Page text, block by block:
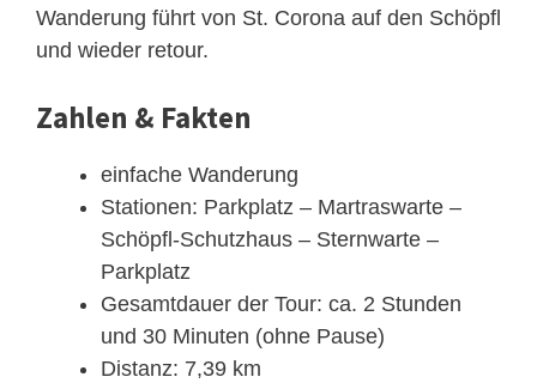
Wanderung führt von St. Corona auf den Schöpfl
und wieder retour.
Zahlen & Fakten
einfache Wanderung
Stationen: Parkplatz – Martraswarte –
Schöpfl-Schutzhaus – Sternwarte –
Parkplatz
Gesamtdauer der Tour: ca. 2 Stunden
und 30 Minuten (ohne Pause)
Distanz: 7,39 km